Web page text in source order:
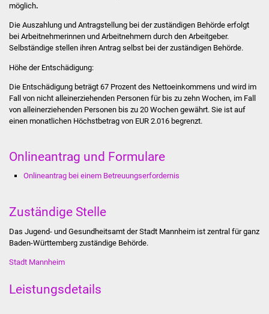
Jubiläumsjahr 2021
Projekte
Schulentwicklung Bizet
Sanierung Bizethalle
Presse
möglich.
Die Auszahlung und Antragstellung bei der zuständigen Behörde erfolgt
bei Arbeitnehmerinnen und Arbeitnehmern durch den Arbeitgeber.
Selbständige stellen ihren Antrag selbst bei der zuständigen Behörde.
Höhe der Entschädigung:
Die Entschädigung beträgt 67 Prozent des Nettoeinkommens und wird im
Fall von nicht alleinerziehenden Personen für bis zu zehn Wochen, im Fall
von alleinerziehenden Personen bis zu 20 Wochen gewährt. Sie ist auf
einen monatlichen Höchstbetrag von EUR 2.016 begrenzt.
Onlineantrag und Formulare
Onlineantrag bei einem Betreuungserfordernis
Zuständige Stelle
Das Jugend- und Gesundheitsamt der Stadt Mannheim ist zentral für ganz
Baden-Württemberg zuständige Behörde.
Stadt Mannheim
Leistungsdetails